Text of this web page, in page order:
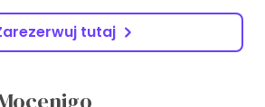
tutaj